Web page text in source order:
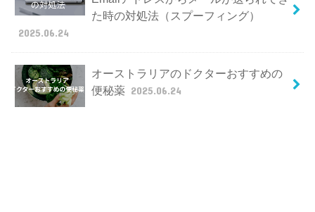
た時の対処法（スプーフィング）
2025.06.24
オーストラリアのドクターおすすめの
便秘薬 2025.06.24